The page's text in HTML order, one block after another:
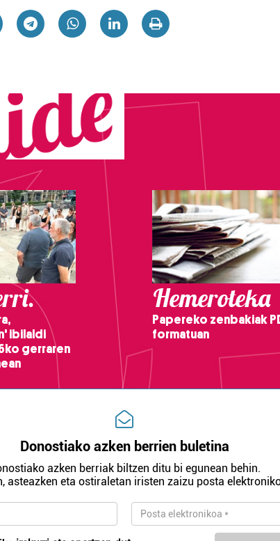
ibilaldi
gerraren
Hemeroteka
Papereko zenbakiak
formatuan
Donostiako azken berrien buletina
azken berriak biltzen ditu bi egunean behin.
asteazken eta ostiraletan iristen zaizu posta